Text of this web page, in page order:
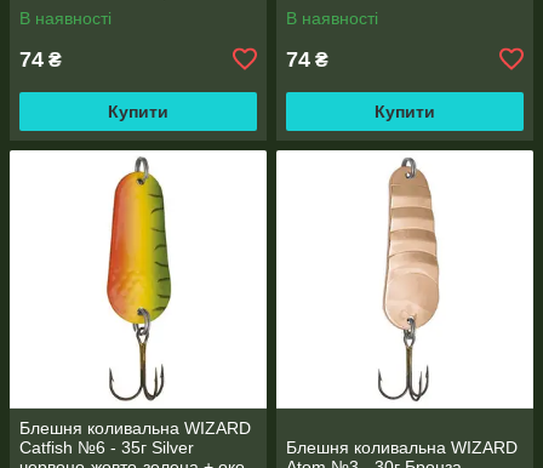
В наявності
74 ₴
Купити
В наявності
74 ₴
Купити
Блешня коливальна WIZARD
Catfish №6 - 35г Silver
Блешня коливальна WIZARD